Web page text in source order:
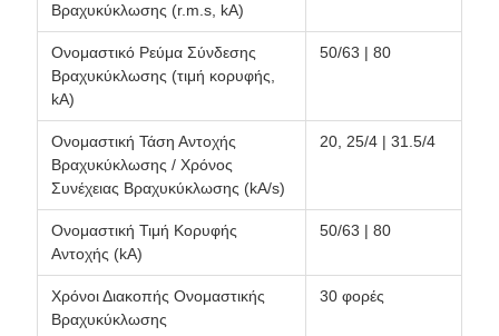
Βραχυκύκλωσης (r.m.s, kA)
Ονομαστικό Ρεύμα Σύνδεσης
Βραχυκύκλωσης (τιμή κορυφής,
kA)
50/63 | 80
Ονομαστική Τάση Αντοχής
Βραχυκύκλωσης / Χρόνος
Συνέχειας Βραχυκύκλωσης (kA/s)
20, 25/4 | 31.5/4
Ονομαστική Τιμή Κορυφής
Αντοχής (kA)
50/63 | 80
Χρόνοι Διακοπής Ονομαστικής
Βραχυκύκλωσης
30 φορές